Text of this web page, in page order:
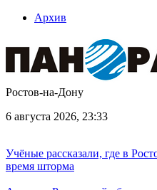
Архив
Ростов-на-Дону
6 августа 2026, 23:33
Учёные рассказали, где в
время шторма